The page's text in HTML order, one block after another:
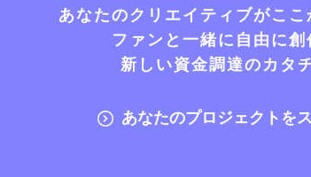
あなたのクリエイティブがこ
ファンと一緒に自由に創
新しい資金調達のカタ
あなたのプロジェクトを